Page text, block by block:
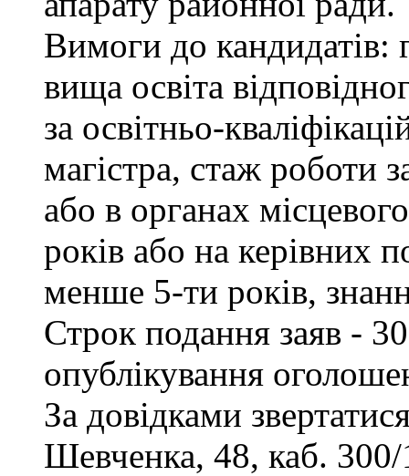
Вимоги до кандидатів:
вища освіта
за освітньо-
магістра, стаж роботи
або в органах
років або на керівних
менше 5-ти років,
Строк подання заяв -
опублікування
За довідками
Шевченка, 48, каб.